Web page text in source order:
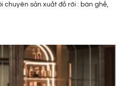
chuyên sản xuất đồ rời : bàn ghế,